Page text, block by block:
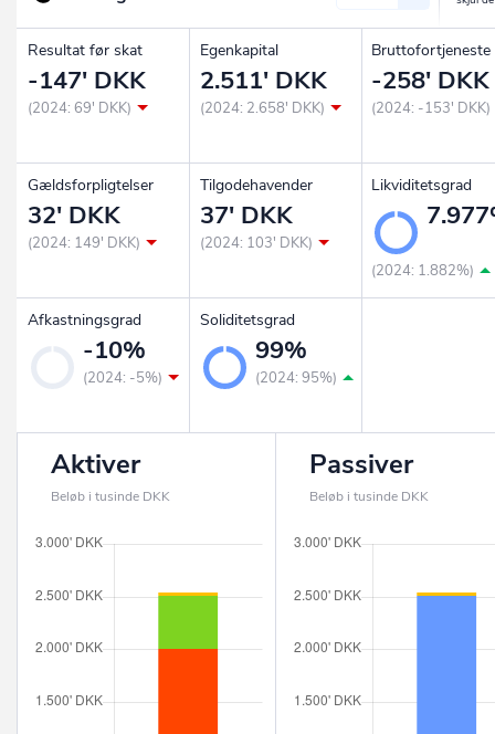
Resultat før skat
-147' DKK
(2024: 69' DKK)
Egenkapital
2.511' DKK
(2024: 2.658' DKK)
Bruttofortjeneste
-258' DKK
(2024: -153' DKK)
Gældsforpligtelser
32' DKK
(2024: 149' DKK)
Tilgodehavender
37' DKK
(2024: 103' DKK)
Likviditetsgrad
(2024: 1.882%)
Afkastningsgrad
-10%
(2024: -5%)
Soliditetsgrad
99%
(2024: 95%)
Aktiver
Beløb i tusinde DKK
Passiver
Beløb i tusinde DKK